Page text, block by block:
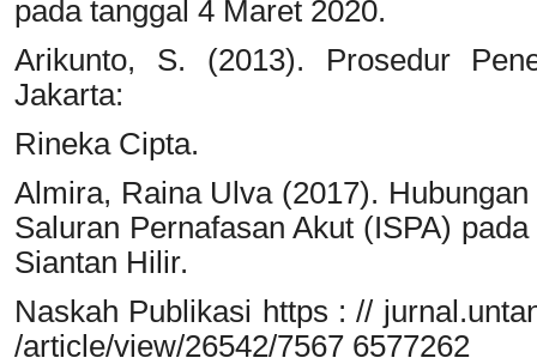
pada tanggal 4 Maret 2020.
Arikunto, S. (2013). Prosedur
Jakarta:
Rineka Cipta.
Almira, Raina Ulva (2017).
Saluran Pernafasan Akut (ISPA)
Siantan Hilir.
Naskah Publikasi https : //
/article/view/26542/7567 6577262